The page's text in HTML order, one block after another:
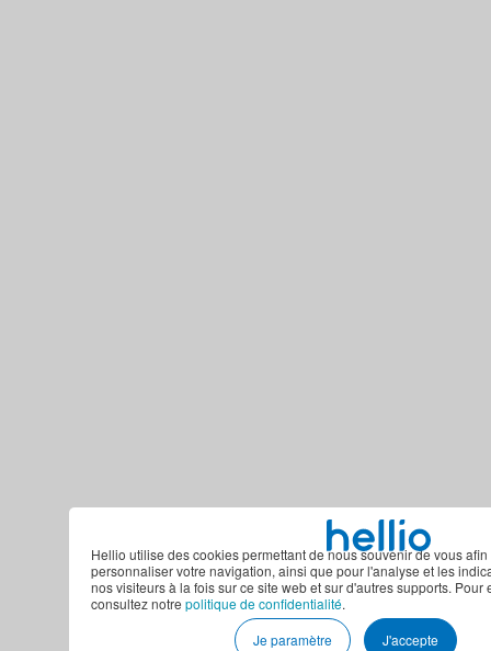
Hellio utilise des cookies permettant de nous souvenir de vous
personnaliser votre navigation, ainsi que pour l'analyse et les
nos visiteurs à la fois sur ce site web et sur d'autres supports. Pour
consultez notre politique de confidentialité.
Je paramètre
J'accepte